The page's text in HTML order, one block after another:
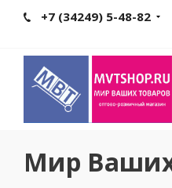
+7 (34249) 5-48-82
Мир